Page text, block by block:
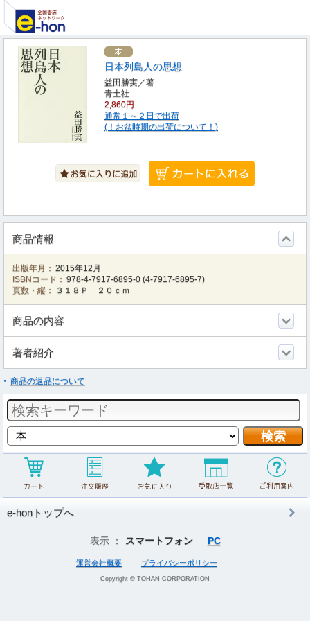
日本列島人の思想
益田勝実／著
青土社
2,860円
通常１～２日で出荷
(！お盆時期の出荷について！)
商品情報
出版年月： 2015年12月
ISBNコード： 978-4-7917-6895-0 (4-7917-6895-7)
頁数・縦：
３１８Ｐ ２０ｃｍ
商品の内容
著者紹介
商品の返品について
e-honトップへ
表示 ： スマートフォン PC
運営会社概要 プライバシーポリシー
Copyright © TOHAN CORPORATION